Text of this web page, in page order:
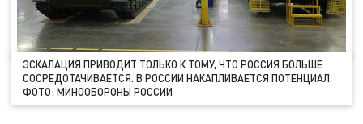
ЭСКАЛАЦИЯ ПРИВОДИТ ТОЛЬКО К ТОМУ, ЧТО РОССИЯ БОЛЬШЕ
СОСРЕДОТАЧИВАЕТСЯ. В РОССИИ НАКАПЛИВАЕТСЯ ПОТЕНЦИАЛ.
ФОТО: МИНООБОРОНЫ РОССИИ